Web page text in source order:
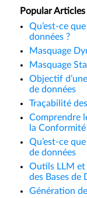
Popular Articles
Qu’est-ce
données ?
Masquage
Masquage
Objectif
de données
Traçabilité
Comprendre
la
Qu’est-ce
de données
Outils LLM
des Bases de
Génération